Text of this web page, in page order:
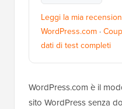
Leggi la mia
WordPress.com ·
dati di test completi
WordPress.com è il
sito WordPress senza